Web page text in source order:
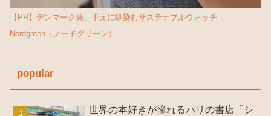
【PR】デンマーク発、手元に馴染むサステナブルウォッチ
Nordgreen（ノードグリーン）
popular
世界の本好きが憧れるパリの書店「シ